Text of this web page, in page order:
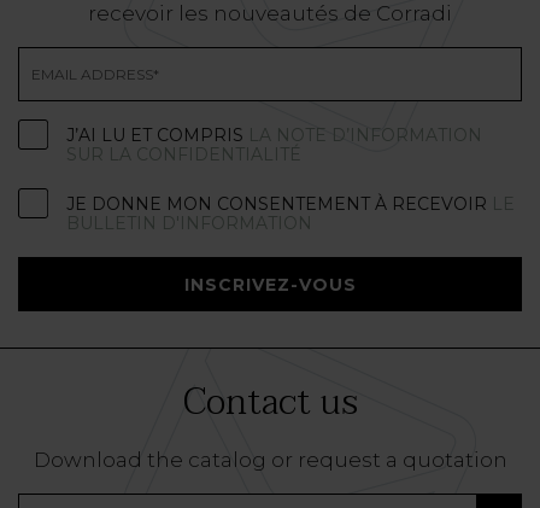
recevoir les nouveautés de Corradi
J’AI LU ET COMPRIS LA NOTE D’INFORMATION
SUR LA CONFIDENTIALITÉ
JE DONNE MON CONSENTEMENT À RECEVOIR LE
BULLETIN D'INFORMATION
INSCRIVEZ-VOUS
Contact us
Download the catalog or request a quotation